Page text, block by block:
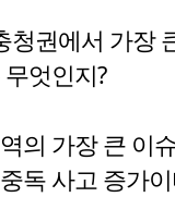
청권에서 가장
엇인지?
의 가장 큰 이
독 사고 증가